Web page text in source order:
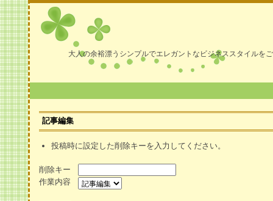
大人の余裕漂うシンプルでエレガントなビジネススタイルを
記事編集
投稿時に設定した削除キーを入力してください。
削除キー
作業内容